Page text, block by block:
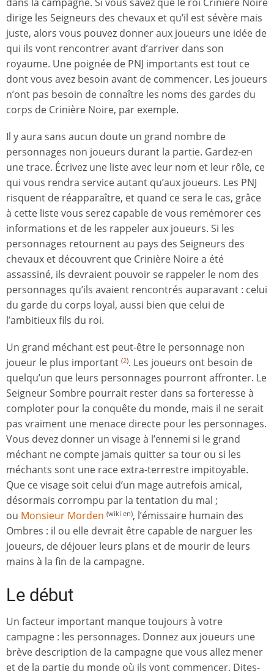
dirige les Seigneurs des chevaux et qu’il est sévère mais
juste, alors vous pouvez donner aux joueurs une idée de
qui ils vont rencontrer avant d’arriver dans son
royaume. Une poignée de PNJ importants est tout ce
dont vous avez besoin avant de commencer. Les joueurs
n’ont pas besoin de connaître les noms des gardes du
corps de Crinière Noire, par exemple.
Il y aura sans aucun doute un grand nombre de
personnages non joueurs durant la partie. Gardez-en
une trace. Écrivez une liste avec leur nom et leur rôle, ce
qui vous rendra service autant qu’aux joueurs. Les PNJ
risquent de réapparaître, et quand ce sera le cas, grâce
à cette liste vous serez capable de vous remémorer ces
informations et de les rappeler aux joueurs. Si les
personnages retournent au pays des Seigneurs des
chevaux et découvrent que Crinière Noire a été
assassiné, ils devraient pouvoir se rappeler le nom des
personnages qu’ils avaient rencontrés auparavant : celui
du garde du corps loyal, aussi bien que celui de
l’ambitieux fils du roi.
Un grand méchant est peut-être le personnage non
joueur le plus important (2). Les joueurs ont besoin de
quelqu’un que leurs personnages pourront affronter. Le
Seigneur Sombre pourrait rester dans sa forteresse à
comploter pour la conquête du monde, mais il ne serait
pas vraiment une menace directe pour les personnages.
Vous devez donner un visage à l’ennemi si le grand
méchant ne compte jamais quitter sa tour ou si les
méchants sont une race extra-terrestre impitoyable.
Que ce visage soit celui d’un mage autrefois amical,
désormais corrompu par la tentation du mal ;
ou Monsieur Morden (wiki en), l’émissaire humain des
Ombres : il ou elle devrait être capable de narguer les
joueurs, de déjouer leurs plans et de mourir de leurs
mains à la fin de la campagne.
Le début
Un facteur important manque toujours à votre
campagne : les personnages. Donnez aux joueurs une
brève description de la campagne que vous allez mener
et de la partie du monde où ils vont commencer. Dites-